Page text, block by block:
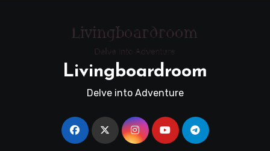
Livingboardroom
Delve into Adventure